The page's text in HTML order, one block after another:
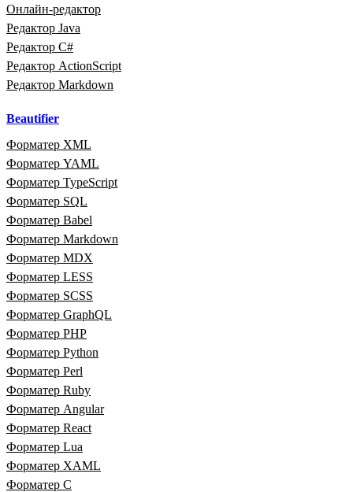
Онлайн‑редактор
Редактор Java
Редактор C#
Редактор ActionScript
Редактор Markdown
Beautifier
Форматер XML
Форматер YAML
Форматер TypeScript
Форматер SQL
Форматер Babel
Форматер Markdown
Форматер MDX
Форматер LESS
Форматер SCSS
Форматер GraphQL
Форматер PHP
Форматер Python
Форматер Perl
Форматер Ruby
Форматер Angular
Форматер React
Форматер Lua
Форматер XAML
Форматер C